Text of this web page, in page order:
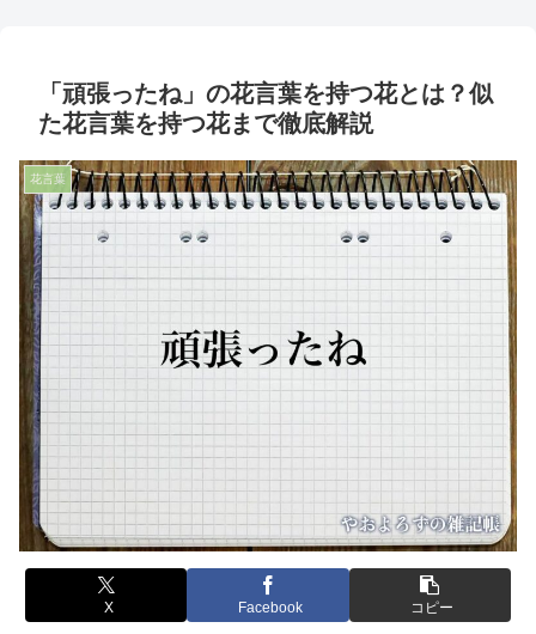
「頑張ったね」の花言葉を持つ花とは？似
た花言葉を持つ花まで徹底解説
花言葉
X Facebook コピー